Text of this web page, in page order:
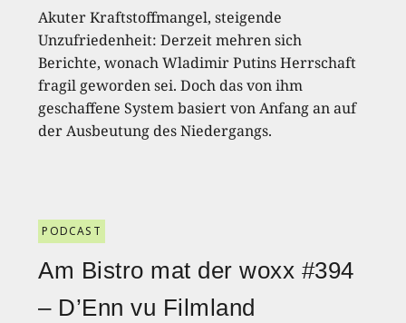
Akuter Kraftstoffmangel, steigende
Unzufriedenheit: Derzeit mehren sich
Berichte, wonach Wladimir Putins Herrschaft
fragil geworden sei. Doch das von ihm
geschaffene System basiert von Anfang an auf
der Ausbeutung des Niedergangs.
PODCAST
Am Bistro mat der woxx #394
– D’Enn vu Filmland